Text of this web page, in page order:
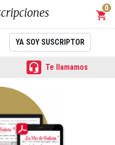
shopping_cart
0
YA SOY SUSCRIPTOR
 Te llamamos